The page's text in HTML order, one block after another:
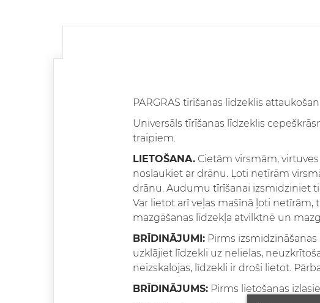
PARGRAS tīrīšanas līdzeklis
Universāls tīrīšanas līdzeklis
traipiem.
LIETOŠANA. Cietām virsmām,
noslaukiet ar drānu. Ļoti netīrām
drānu. Audumu tīrīšanai izsmidziniet
Var lietot arī veļas mašīnā ļoti
mazgāšanas līdzekļa atvilktnē un
BRĪDINĀJUMI: Pirms
uzklājiet līdzekli uz nelielas,
neizskalojas, līdzekli ir droši lietot.
BRĪDINĀJUMS: Pirms lietošanas